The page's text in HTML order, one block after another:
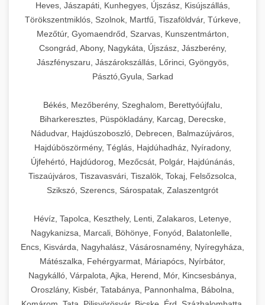
Heves, Jászapáti, Kunhegyes, Újszász, Kisújszállás,
Törökszentmiklós, Szolnok, Martfű, Tiszaföldvár, Túrkeve,
Mezőtúr, Gyomaendrőd, Szarvas, Kunszentmárton,
Csongrád, Abony, Nagykáta, Újszász, Jászberény,
Jászfényszaru, Jászárokszállás, Lőrinci, Gyöngyös,
Pásztó,Gyula, Sarkad
Békés, Mezőberény, Szeghalom, Berettyóújfalu,
Biharkeresztes, Püspökladány, Karcag, Derecske,
Nádudvar, Hajdúszoboszló, Debrecen, Balmazújváros,
Hajdúböszörmény, Téglás, Hajdúhadház, Nyíradony,
Újfehértó, Hajdúdorog, Mezőcsát, Polgár, Hajdúnánás,
Tiszaújváros, Tiszavasvári, Tiszalök, Tokaj, Felsőzsolca,
Szikszó, Szerencs, Sárospatak, Zalaszentgrót
Hévíz, Tapolca, Keszthely, Lenti, Zalakaros, Letenye,
Nagykanizsa, Marcali, Böhönye, Fonyód, Balatonlelle,
Encs, Kisvárda, Nagyhalász, Vásárosnamény, Nyíregyháza,
Mátészalka, Fehérgyarmat, Máriapócs, Nyírbátor,
Nagykálló, Várpalota, Ajka, Herend, Mór, Kincsesbánya,
Oroszlány, Kisbér, Tatabánya, Pannonhalma, Bábolna,